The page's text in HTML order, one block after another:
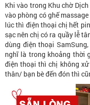
Khi vào trong Khu chờ
vào phòng có ghế
lúc thì điện thoại chị hết
sạc nên chị có ra quầy lễ
dùng điện thoại
nghĩ là trong khoảng thời
điện thoại thì chị không
thân/ bạn bè đến đón thì